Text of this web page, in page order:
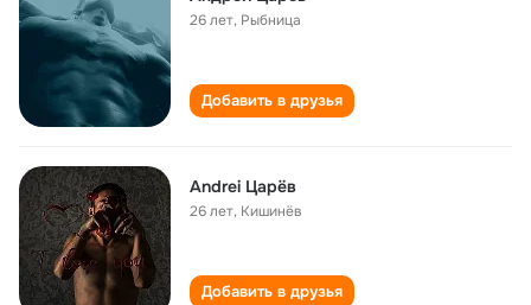
26 лет, Рыбница
Добавить в друзья
Andrei Царёв
26 лет, Кишинёв
Добавить в друзья